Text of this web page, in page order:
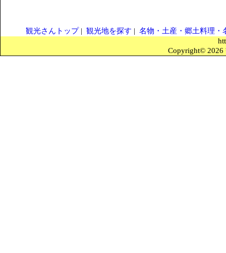
観光さんトップ| 観光地を探す | 名物・土産・郷土料理・
Copyright© 2026